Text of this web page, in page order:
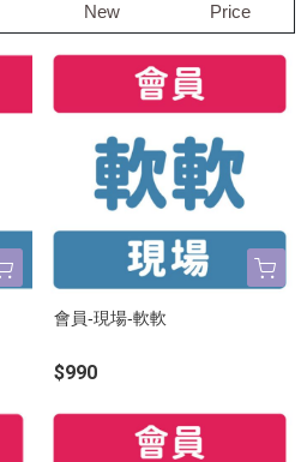
New Price
會員-現場-軟軟
$990